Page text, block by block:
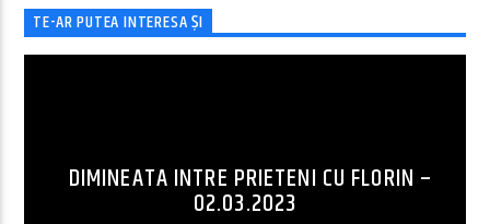
TE-AR PUTEA INTERESA ȘI
DIMINEATA INTRE PRIETENI CU FLORIN –
02.03.2023